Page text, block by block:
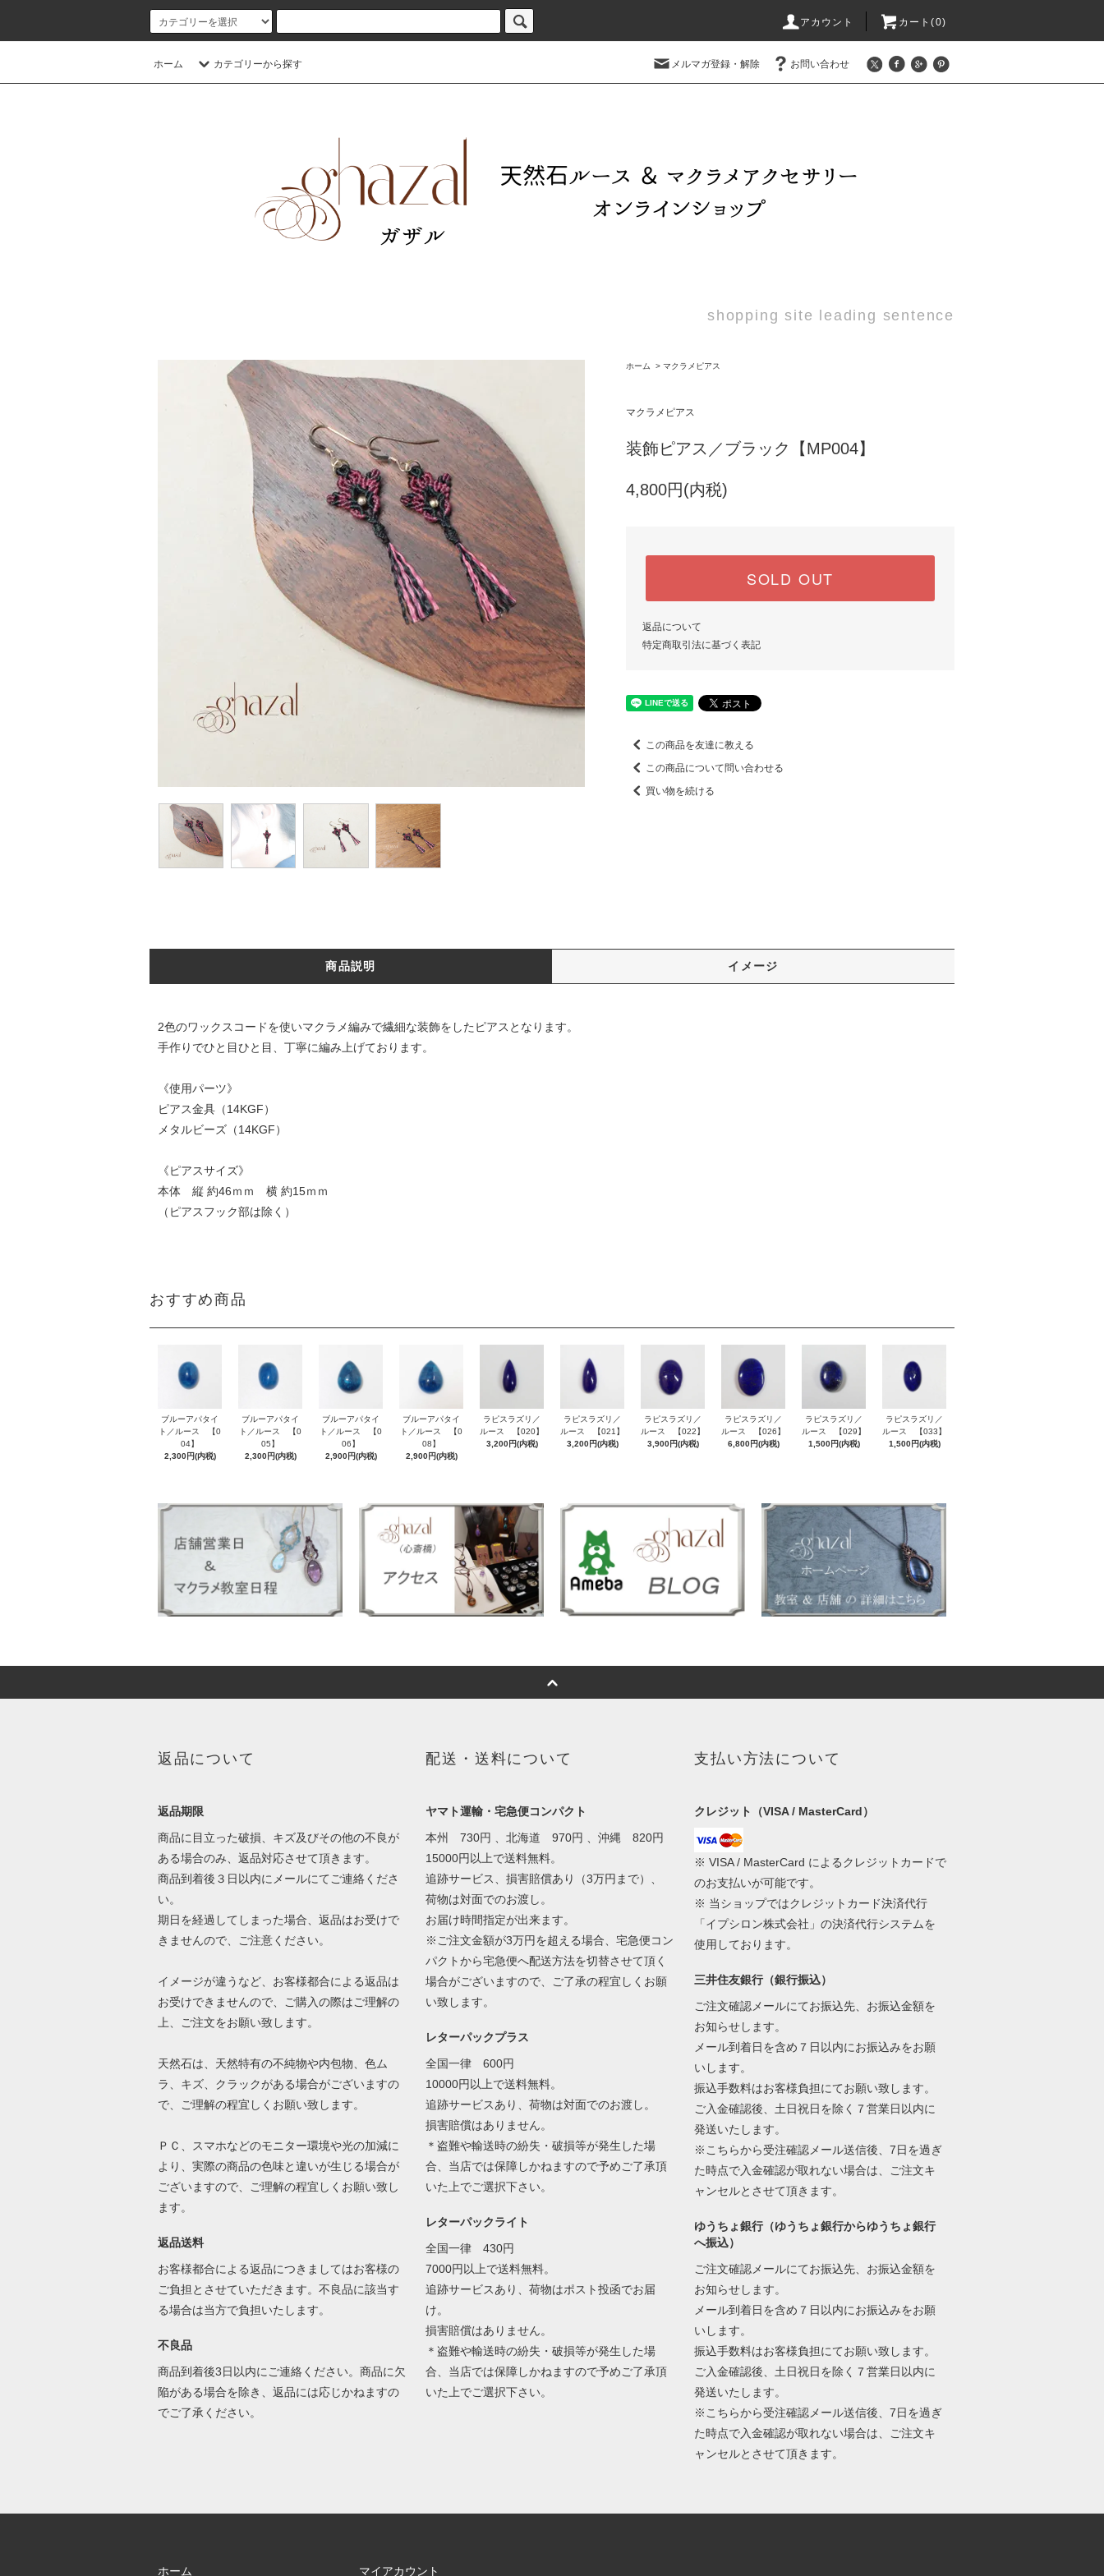
アカウント カート(0)
ホーム カテゴリーから探す メルマガ登録・解除 お問い合わせ
shopping site leading sentence
ホーム > マクラメピアス
マクラメピアス
装飾ピアス／ブラック【MP004】
4,800円(内税)
SOLD OUT
返品について
特定商取引法に基づく表記
この商品を友達に教える
この商品について問い合わせる
買い物を続ける
商品説明 イメージ
2色のワックスコードを使いマクラメ編みで繊細な装飾をしたピアスとなります。
手作りでひと目ひと目、丁寧に編み上げております。
《使用パーツ》
ピアス金具（14KGF）
メタルビーズ（14KGF）
《ピアスサイズ》
本体 縦 約46ｍｍ 横 約15ｍｍ
（ピアスフック部は除く）
おすすめ商品
ブルーアパタイ
ト／ルース 【0
04】
2,300円(内税)
ブルーアパタイ
ト／ルース 【0
05】
2,300円(内税)
ブルーアパタイ
ト／ルース 【0
06】
2,900円(内税)
ブルーアパタイ
ト／ルース 【0
08】
2,900円(内税)
ラピスラズリ／
ルース 【020】
3,200円(内税)
ラピスラズリ／
ルース 【021】
3,200円(内税)
ラピスラズリ／
ルース 【022】
3,900円(内税)
ラピスラズリ／
ルース 【026】
6,800円(内税)
ラピスラズリ／
ルース 【029】
1,500円(内税)
ラピスラズリ／
ルース 【033】
1,500円(内税)
返品について
返品期限
商品に目立った破損、キズ及びその他の不良が
ある場合のみ、返品対応させて頂きます。
商品到着後３日以内にメールにてご連絡くださ
い。
期日を経過してしまった場合、返品はお受けで
きませんので、ご注意ください。
イメージが違うなど、お客様都合による返品は
お受けできませんので、ご購入の際はご理解の
上、ご注文をお願い致します。
天然石は、天然特有の不純物や内包物、色ム
ラ、キズ、クラックがある場合がございますの
で、ご理解の程宜しくお願い致します。
ＰＣ、スマホなどのモニター環境や光の加減に
より、実際の商品の色味と違いが生じる場合が
ございますので、ご理解の程宜しくお願い致し
ます。
返品送料
お客様都合による返品につきましてはお客様の
ご負担とさせていただきます。不良品に該当す
る場合は当方で負担いたします。
不良品
商品到着後3日以内にご連絡ください。商品に欠
陥がある場合を除き、返品には応じかねますの
でご了承ください。
配送・送料について
ヤマト運輸・宅急便コンパクト
本州 730円 、北海道 970円 、沖縄 820円
15000円以上で送料無料。
追跡サービス、損害賠償あり（3万円まで）、
荷物は対面でのお渡し。
お届け時間指定が出来ます。
※ご注文金額が3万円を超える場合、宅急便コン
パクトから宅急便へ配送方法を切替させて頂く
場合がございますので、ご了承の程宜しくお願
い致します。
レターパックプラス
全国一律 600円
10000円以上で送料無料。
追跡サービスあり、荷物は対面でのお渡し。
損害賠償はありません。
＊盗難や輸送時の紛失・破損等が発生した場
合、当店では保障しかねますので予めご了承頂
いた上でご選択下さい。
レターパックライト
全国一律 430円
7000円以上で送料無料。
追跡サービスあり、荷物はポスト投函でお届
け。
損害賠償はありません。
＊盗難や輸送時の紛失・破損等が発生した場
合、当店では保障しかねますので予めご了承頂
いた上でご選択下さい。
支払い方法について
クレジット（VISA / MasterCard）
※ VISA / MasterCard によるクレジットカードで
のお支払いが可能です。
※ 当ショップではクレジットカード決済代行
「イプシロン株式会社」の決済代行システムを
使用しております。
三井住友銀行（銀行振込）
ご注文確認メールにてお振込先、お振込金額を
お知らせします。
メール到着日を含め７日以内にお振込みをお願
いします。
振込手数料はお客様負担にてお願い致します。
ご入金確認後、土日祝日を除く７営業日以内に
発送いたします。
※こちらから受注確認メール送信後、7日を過ぎ
た時点で入金確認が取れない場合は、ご注文キ
ャンセルとさせて頂きます。
ゆうちょ銀行（ゆうちょ銀行からゆうちょ銀行
へ振込）
ご注文確認メールにてお振込先、お振込金額を
お知らせします。
メール到着日を含め７日以内にお振込みをお願
いします。
振込手数料はお客様負担にてお願い致します。
ご入金確認後、土日祝日を除く７営業日以内に
発送いたします。
※こちらから受注確認メール送信後、7日を過ぎ
た時点で入金確認が取れない場合は、ご注文キ
ャンセルとさせて頂きます。
ホーム マイアカウント